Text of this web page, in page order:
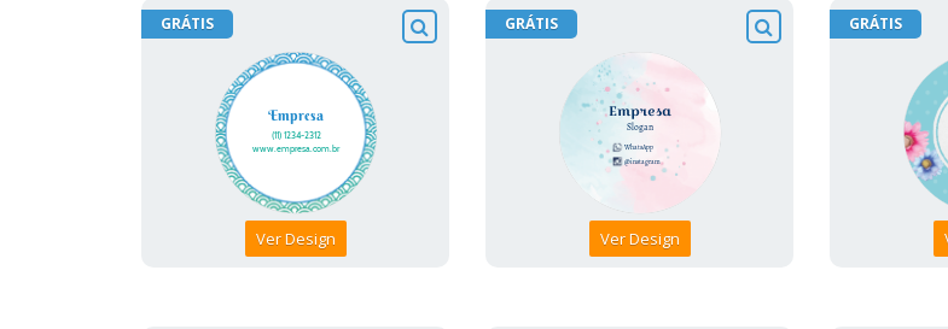
GRÁTIS
Ver Design
GRÁTIS
Ver Design
GRÁTIS